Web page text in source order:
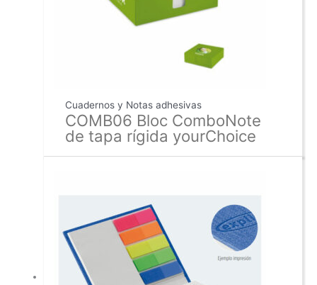
Cuadernos y Notas adhesivas
COMB06 Bloc ComboNote
de tapa rígida yourChoice